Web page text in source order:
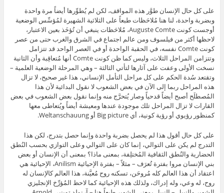
على كل حال الإنسان طوَّر هذه المواقف، لكن لم يُطوِّرها أيضاً مرة واحدة
وبضربة واحدة، لنا هنا مُلاحَظات طبعاً على الثلاثية الشهيرة لمُؤسِّس الوضعية
أوجست كونت Auguste Comte، مُلاحَظات ينبغي أن تُؤخَذ بعين الاعتبار،
لاحظها أكثر من فيلسوف ومن عالم اجتماع في الشرق والغرب حتى من عصر
كونت Comte نفسه، في الحقبة الواحدة أو في العصر الواحد قد تتزامل
وتتزامن المراحل الثلاث، وليس كما ظن كونت Comte أنها مُتعاقِبة وأن الثانية
نسخت الأولى وعفت على آثارها لتأتي الثالثة – وهي المرحلة الوضعية العلمية –
وتقتعد سُدة الحكم على كل مراحل التأمل الإنساني، هذا غير صحيح، لا تزال
هذه المراحل ربما إلى الآن في بعض الشعوب لا نقول البدائية لأن هذا
المُصطلَح أصبح أيضاً قدحياً وصار يُتحرَّج منه وإنما نقول بعض الشعوب في بعض
القارات لا تزال المراحل تلك موجودة عندها ومعيشة أيضاً ويُتعاطى معها
كمنظور رؤيوي أو رؤية كونية، أي Big picture أو Weltanschauung.
على كل حال أقول هذا لم يحصل بضربة واحدة وإنما حصل بتدرج، لكن هذا
التدرج لم يكن على التوالي، إنما كان على التوالي وعلى التوازي بحسب النُطق
الحضارية والنُطق الثقافية المُختلِفة، بمعنى ماذا؟ بمعنى أن الإنسان أو بعض
بني الإنسان مروا بفترة تُعرَف – مثلاً – بفترة الإحيائية Anilism، الإحيائية هي
اعتقاد أن هذا العالم كله مُروحَن، تسكنه روح مُعيَّنة، هذا العالم كالإنسان له
روح، له وعي، وله إدراك، ولذلك هذه الإحيائية كما لاحظ المُؤرِّخ الإنجليزي